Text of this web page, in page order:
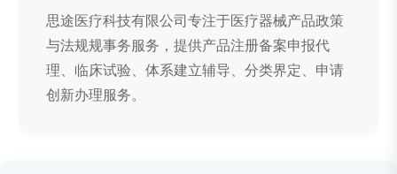
思途医疗科技有限公司专注于医疗器械产品政策
与法规规事务服务，提供产品注册备案申报代
理、临床试验、体系建立辅导、分类界定、申请
创新办理服务。